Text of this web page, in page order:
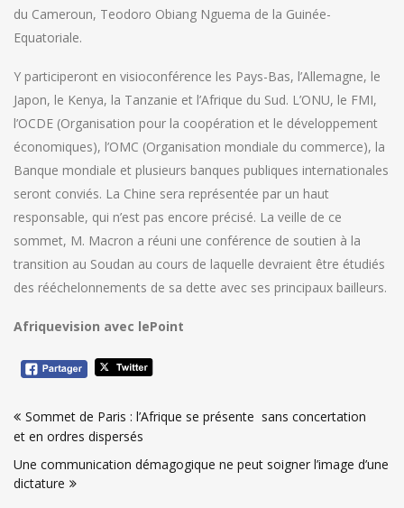
du Cameroun, Teodoro Obiang Nguema de la Guinée-
Equatoriale.
Y participeront en visioconférence les Pays-Bas, l’Allemagne, le
Japon, le Kenya, la Tanzanie et l’Afrique du Sud. L’ONU, le FMI,
l’OCDE (Organisation pour la coopération et le développement
économiques), l’OMC (Organisation mondiale du commerce), la
Banque mondiale et plusieurs banques publiques internationales
seront conviés. La Chine sera représentée par un haut
responsable, qui n’est pas encore précisé. La veille de ce
sommet, M. Macron a réuni une conférence de soutien à la
transition au Soudan au cours de laquelle devraient être étudiés
des rééchelonnements de sa dette avec ses principaux bailleurs.
Afriquevision avec lePoint
de
l’article
Sommet de Paris : l’Afrique se présente sans concertation
et en ordres dispersés
Une communication démagogique ne peut soigner l’image d’une
dictature